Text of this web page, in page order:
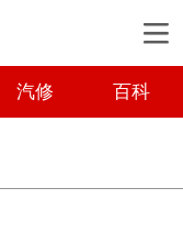
汽修 百科